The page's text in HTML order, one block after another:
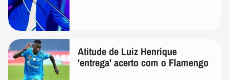
Atitude de Luiz Henrique
'entrega' acerto com o Flamengo